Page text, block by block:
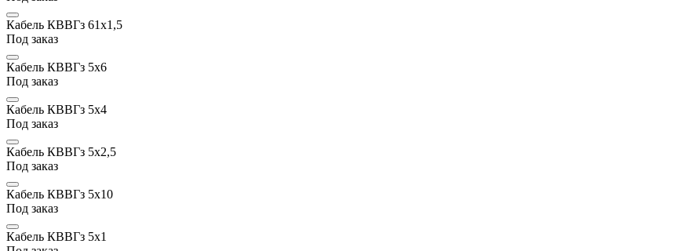
Кабель КВВГз 61х1,5
Под заказ
Кабель КВВГз 5х6
Под заказ
Кабель КВВГз 5х4
Под заказ
Кабель КВВГз 5х2,5
Под заказ
Кабель КВВГз 5х10
Под заказ
Кабель КВВГз 5х1